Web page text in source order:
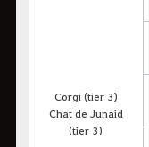
Corgi (tier 3)
Chat de Junaid
(tier 3)